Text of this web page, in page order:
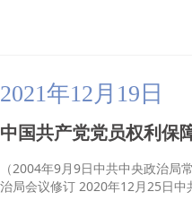
2021年12月19日
中国共产党党员权利保
（2004年9月9日中共中央政治
治局会议修订 2020年12月25日中